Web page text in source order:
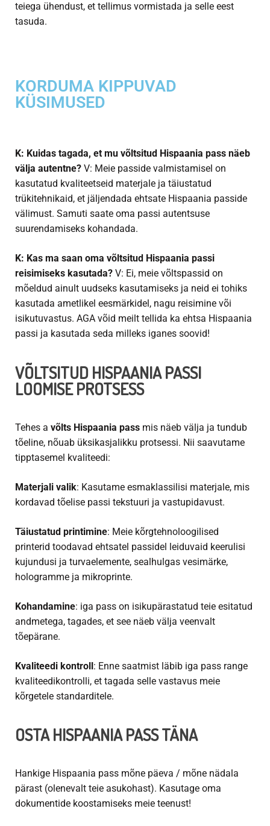
teiega ühendust, et tellimus vormistada ja selle eest
tasuda.
KORDUMA KIPPUVAD
KÜSIMUSED
K: Kuidas tagada, et mu võltsitud Hispaania pass näeb
välja autentne? V: Meie passide valmistamisel on
kasutatud kvaliteetseid materjale ja täiustatud
trükitehnikaid, et jäljendada ehtsate Hispaania passide
välimust. Samuti saate oma passi autentsuse
suurendamiseks kohandada.
K: Kas ma saan oma võltsitud Hispaania passi
reisimiseks kasutada? V: Ei, meie võltspassid on
mõeldud ainult uudseks kasutamiseks ja neid ei tohiks
kasutada ametlikel eesmärkidel, nagu reisimine või
isikutuvastus. AGA võid meilt tellida ka ehtsa Hispaania
passi ja kasutada seda milleks iganes soovid!
VÕLTSITUD HISPAANIA PASSI
LOOMISE PROTSESS
Tehes a võlts Hispaania pass mis näeb välja ja tundub
tõeline, nõuab üksikasjalikku protsessi. Nii saavutame
tipptasemel kvaliteedi:
Materjali valik: Kasutame esmaklassilisi materjale, mis
kordavad tõelise passi tekstuuri ja vastupidavust.
Täiustatud printimine: Meie kõrgtehnoloogilised
printerid toodavad ehtsatel passidel leiduvaid keerulisi
kujundusi ja turvaelemente, sealhulgas vesimärke,
hologramme ja mikroprinte.
Kohandamine: iga pass on isikupärastatud teie esitatud
andmetega, tagades, et see näeb välja veenvalt
tõepärane.
Kvaliteedi kontroll: Enne saatmist läbib iga pass range
kvaliteedikontrolli, et tagada selle vastavus meie
kõrgetele standarditele.
OSTA HISPAANIA PASSTÄNA
Hankige Hispaania pass mõne päeva / mõne nädala
pärast (olenevalt teie asukohast). Kasutage oma
dokumentide koostamiseks meie teenust!